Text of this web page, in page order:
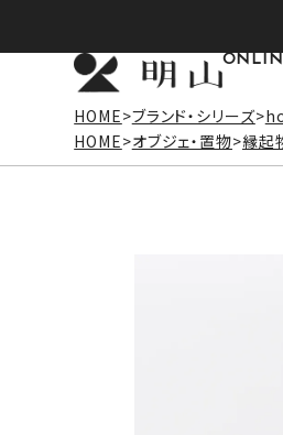
HOME ブランド・シリーズ
HOME オブジェ・置物 縁起